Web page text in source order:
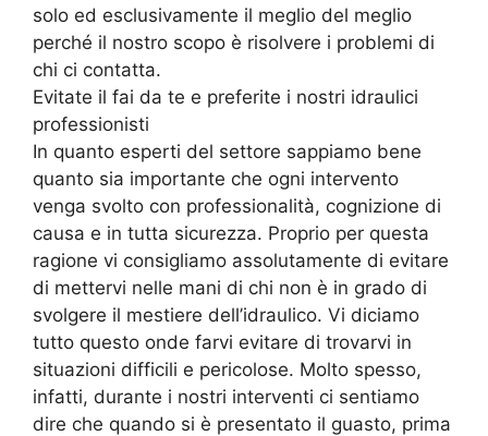
solo ed esclusivamente il meglio del meglio
perché il nostro scopo è risolvere i problemi di
chi ci contatta.
Evitate il fai da te e preferite i nostri idraulici
professionisti
In quanto esperti del settore sappiamo bene
quanto sia importante che ogni intervento
venga svolto con professionalità, cognizione di
causa e in tutta sicurezza. Proprio per questa
ragione vi consigliamo assolutamente di evitare
di mettervi nelle mani di chi non è in grado di
svolgere il mestiere dell’idraulico. Vi diciamo
tutto questo onde farvi evitare di trovarvi in
situazioni difficili e pericolose. Molto spesso,
infatti, durante i nostri interventi ci sentiamo
dire che quando si è presentato il guasto, prima